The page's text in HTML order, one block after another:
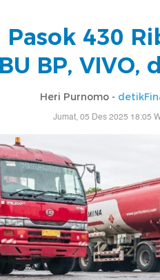
430
BP, VIVO,
Heri Purnomo -
Jumat, 05 Des 2025 18:05